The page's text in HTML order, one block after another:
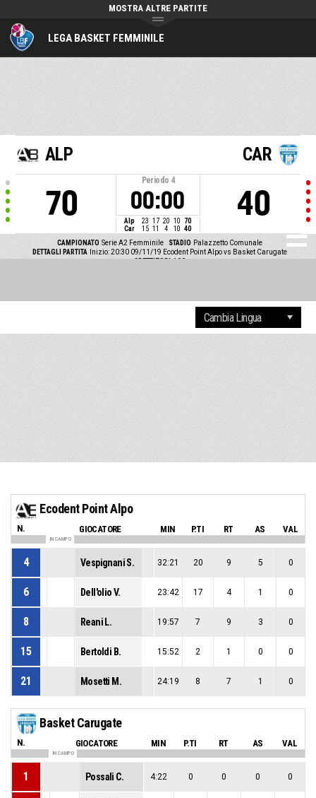
LEGA BASKET FEMMINILE
MOSTRA ALTRE PARTITE
ALP
70
Periodo 4
00:00
Alp 23 17 20 10
70
Car
15 11 4 10 40
CAR
40
CAMPIONATO Serie A2 Femminile STADIO Palazzetto Comunale
DETTAGLI PARTITA
Inizio: 20:30 09/11/19 Ecodent Point Alpo vs Basket Carugate
SPETTATORI 100
Ecodent Point Alpo
N. GIOCATORE MIN P.TI RT AS VAL
IN CAMPO
4 Vespignani S. 32:21 20 9 5 0
6 Dell'olio V. 23:42 17 4 1 0
8 Reani L. 19:57 7 9 3 0
15 Bertoldi B. 15:52 2 1 0 0
21 Mosetti M. 24:19 8 7 1 0
Basket Carugate
N. GIOCATORE MIN P.TI RT AS VAL
IN CAMPO
1 Possali C. 4:22 0 0 0 0